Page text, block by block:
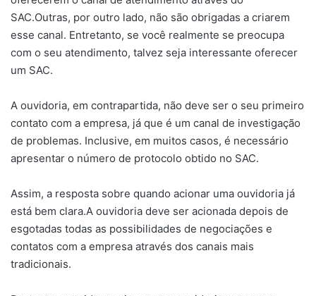
SAC.Outras, por outro lado, não são obrigadas a criarem
esse canal. Entretanto, se você realmente se preocupa
com o seu atendimento, talvez seja interessante oferecer
um SAC.
A ouvidoria, em contrapartida, não deve ser o seu primeiro
contato com a empresa, já que é um canal de investigação
de problemas. Inclusive, em muitos casos, é necessário
apresentar o número de protocolo obtido no SAC.
Assim, a resposta sobre quando acionar uma ouvidoria já
está bem clara.A ouvidoria deve ser acionada depois de
esgotadas todas as possibilidades de negociações e
contatos com a empresa através dos canais mais
tradicionais.